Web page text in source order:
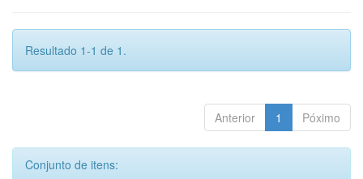
Resultado 1-1 de 1.
Anterior 1 Póximo
Conjunto de itens: